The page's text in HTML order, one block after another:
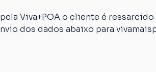
Viva+POA o cliente é
dos dados abaixo para